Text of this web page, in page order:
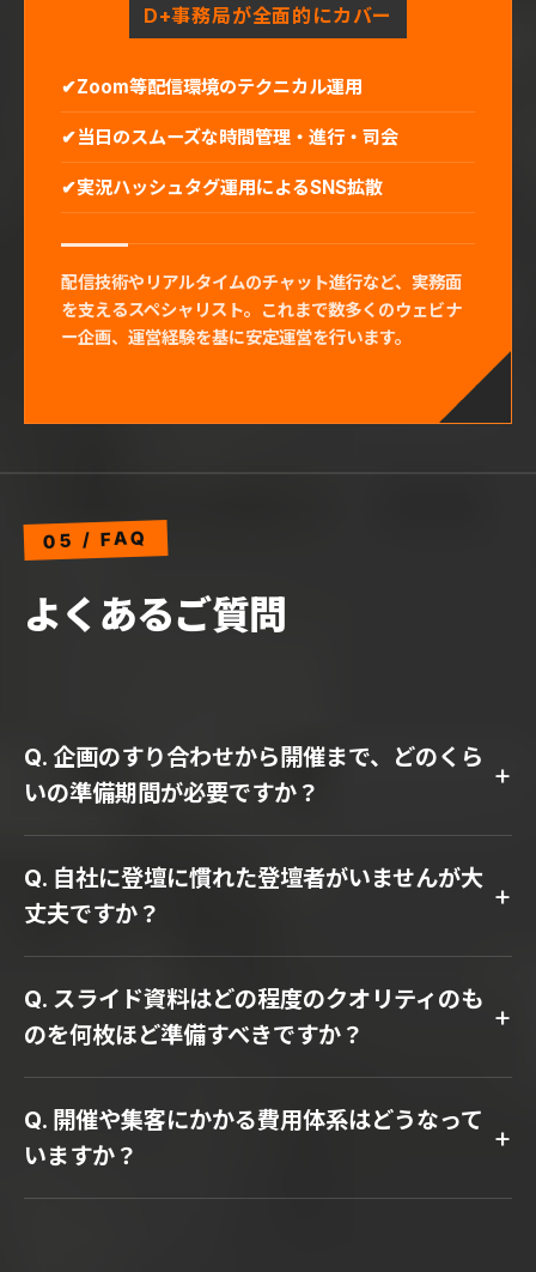
D+事務局が全面的にカバー
Zoom等配信環境のテクニカル運用
当日のスムーズな時間管理・進行・司会
実況ハッシュタグ運用によるSNS拡散
配信技術やリアルタイムのチャット進行など、実務面
を支えるスペシャリスト。これまで数多くのウェビナ
ー企画、運営経験を基に安定運営を行います。
05 / FAQ
よくあるご質問
Q. 企画のすり合わせから開催まで、どのくら
いの準備期間が必要ですか？
+
Q. 自社に登壇に慣れた登壇者がいませんが大
丈夫ですか？
+
Q. スライド資料はどの程度のクオリティのも
のを何枚ほど準備すべきですか？
+
Q. 開催や集客にかかる費用体系はどうなって
いますか？
+